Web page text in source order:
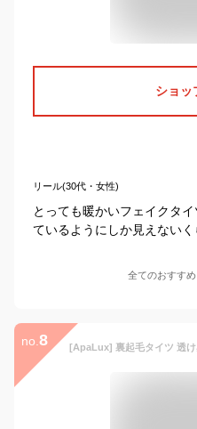
ショッ
リール(30代・女性)
とっても暖かいフェイクタ
ているようにしか見えないく
全てのおすすめ
no. 8